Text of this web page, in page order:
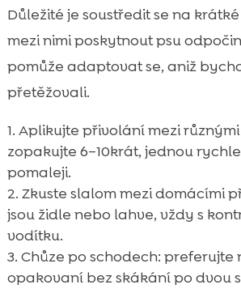
Důležité je soustředit se na
mezi nimi poskytnout psu
pomůže adaptovat se, aniž
přetěžovali.
Aplikujte přivolání mezi různými
zopakujte 6–10krát, jednou
pomaleji.
Zkuste slalom mezi domácími
jsou židle nebo lahve, vždy s
vodítku.
Chůze po schodech: preferujte
opakovaní bez skákání po dvou